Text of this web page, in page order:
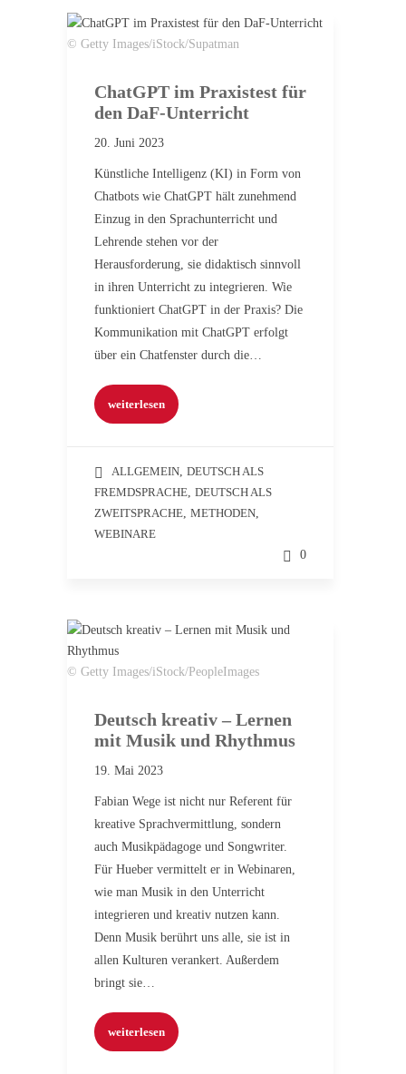
© Getty Images/iStock/Supatman
ChatGPT im Praxistest für
den DaF-Unterricht
20. Juni 2023
Künstliche Intelligenz (KI) in Form von
Chatbots wie ChatGPT hält zunehmend
Einzug in den Sprachunterricht und
Lehrende stehen vor der
Herausforderung, sie didaktisch sinnvoll
in ihren Unterricht zu integrieren. Wie
funktioniert ChatGPT in der Praxis? Die
Kommunikation mit ChatGPT erfolgt
über ein Chatfenster durch die…
weiterlesen
ALLGEMEIN, DEUTSCH ALS
FREMDSPRACHE, DEUTSCH ALS
ZWEITSPRACHE, METHODEN,
WEBINARE
0
© Getty Images/iStock/PeopleImages
Deutsch kreativ – Lernen
mit Musik und Rhythmus
19. Mai 2023
Fabian Wege ist nicht nur Referent für
kreative Sprachvermittlung, sondern
auch Musikpädagoge und Songwriter.
Für Hueber vermittelt er in Webinaren,
wie man Musik in den Unterricht
integrieren und kreativ nutzen kann.
Denn Musik berührt uns alle, sie ist in
allen Kulturen verankert. Außerdem
bringt sie…
weiterlesen